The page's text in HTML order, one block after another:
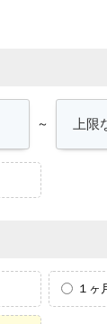
～
１ヶ